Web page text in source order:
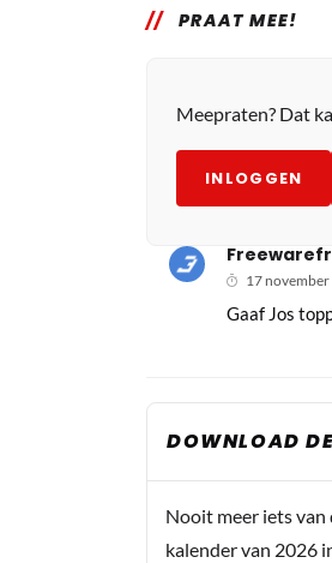
PRAAT MEE!
Meepraten? Dat
INLOGGEN
17
Gaaf Jos
DOWNLOAD
Nooit meer iets van
kalender van 2026